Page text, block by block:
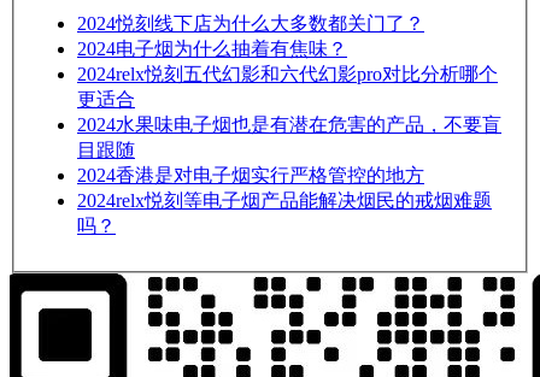
2024悦刻线下店为什么大多数都关门了？
2024电子烟为什么抽着有焦味？
2024relx悦刻五代幻影和六代幻影pro对比分析哪个
更适合
2024水果味电子烟也是有潜在危害的产品，不要盲
目跟随
2024香港是对电子烟实行严格管控的地方
2024relx悦刻等电子烟产品能解决烟民的戒烟难题
吗？